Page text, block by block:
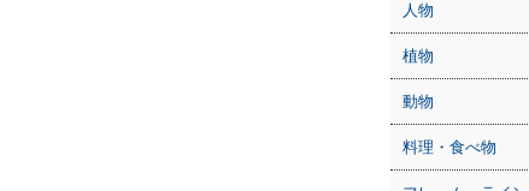
人物
植物
動物
料理・食べ物